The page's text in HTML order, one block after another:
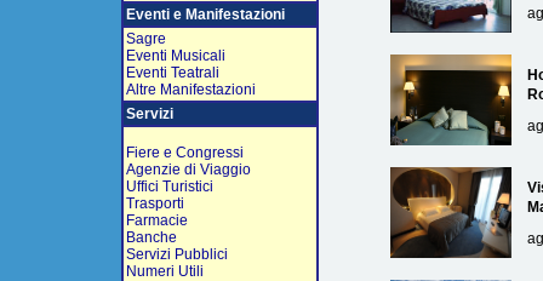
Eventi e Manifestazioni
Sagre
Eventi Musicali
Eventi Teatrali
Altre Manifestazioni
Servizi
Fiere e Congressi
Agenzie di Viaggio
Uffici Turistici
Trasporti
Farmacie
Banche
Servizi Pubblici
Numeri Utili